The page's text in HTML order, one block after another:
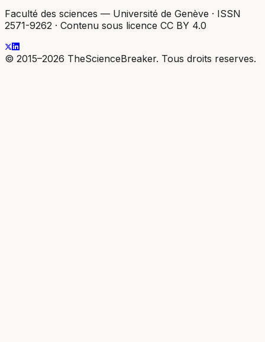
Faculté des sciences — Université de Genève · ISSN
2571-9262 · Contenu sous licence CC BY 4.0
© 2015–2026 TheScienceBreaker. Tous droits reserves.